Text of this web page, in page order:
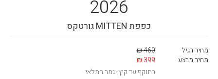
טיפולים ושירות
2026
כפפת MITTEN גורטקס
מחיר רגיל
460 ₪
מחיר מבצע
399 ₪
בתוקף עד קיץ- גמר המלאי